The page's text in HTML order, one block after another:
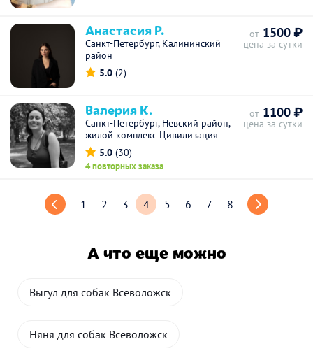
Анастасия Р.
Санкт-Петербург, Калининский
район
5.0 (2)
от 1500 ₽
цена за сутки
Валерия К.
Санкт-Петербург, Невский район,
жилой комплекс Цивилизация
5.0 (30)
4 повторных заказа
от 1100 ₽
цена за сутки
1 2 3 4 5 6 7 8
А что еще можно
Выгул для собак Всеволожск
Няня для собак Всеволожск